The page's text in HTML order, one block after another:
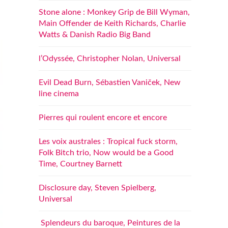
Stone alone : Monkey Grip de Bill Wyman,
Main Offender de Keith Richards, Charlie
Watts & Danish Radio Big Band
l’Odyssée, Christopher Nolan, Universal
Evil Dead Burn, Sébastien Vaniček, New
line cinema
Pierres qui roulent encore et encore
Les voix australes : Tropical fuck storm,
Folk Bitch trio, Now would be a Good
Time, Courtney Barnett
Disclosure day, Steven Spielberg,
Universal
Splendeurs du baroque, Peintures de la